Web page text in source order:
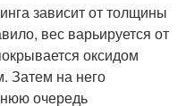
зависит от толщины
вес варьируется от
оксидом
Затем на него
очередь